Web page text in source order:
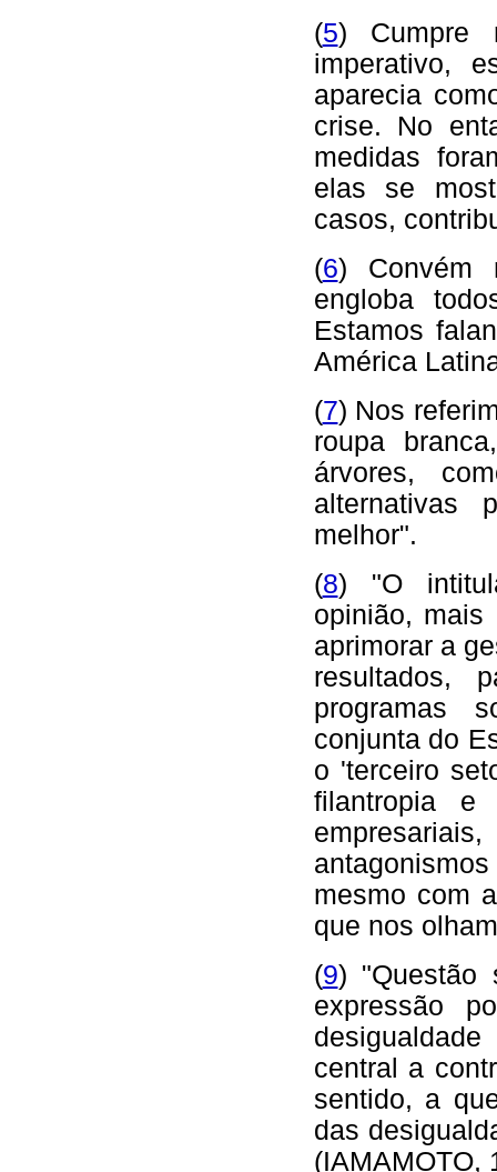
(5) Cumpre
imperativo,
aparecia
crise. No
medidas
elas se
casos,
(6) Convém
engloba
Estamos
América
(7) Nos
roupa
árvores,
alternativas
melhor".
(8) "O
opinião, mais
aprimorar a
resultados,
programas
conjunta do
o 'terceiro
filantropia e
mesmo com
que nos
(9) "Questão
expressão
central a
sentido, a
das
(IAMAMOTO,